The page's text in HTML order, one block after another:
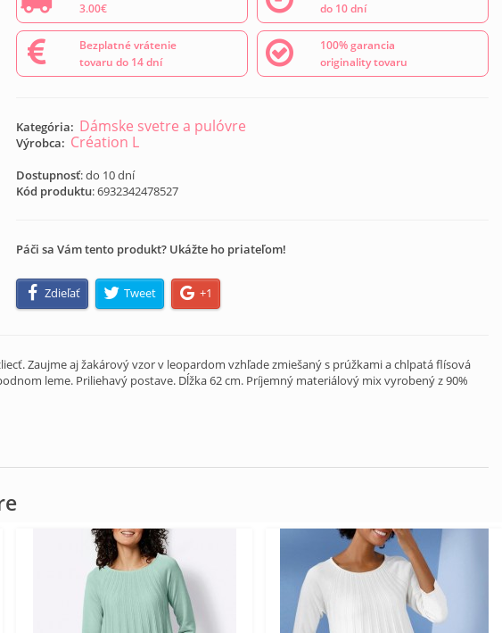
3.00€
do 10 dní
Bezplatné vrátenie
tovaru do 14 dní
100% garancia
originality tovaru
Kategória: Dámske svetre a pulóvre
Výrobca: Création L
Dostupnosť: do 10 dní
Kód produktu:6932342478527
Páči sa Vám tento produkt? Ukážte ho priateľom!
Zdieľať Tweet +1
Zaujme aj žakárový vzor v leopardom vzhľade zmiešaný s prúžkami a chlpatá flísová
leme. Priliehavý postave. Dĺžka 62 cm. Príjemný materiálový mix vyrobený z 90%